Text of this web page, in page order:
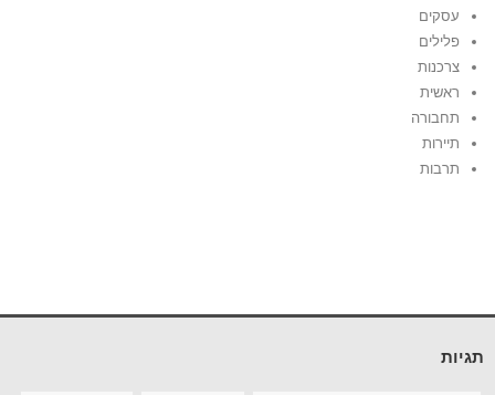
עסקים
פלילים
צרכנות
ראשית
תחבורה
תיירות
תרבות
תגיות